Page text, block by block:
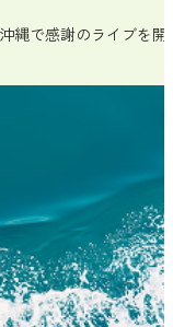
縄で感謝のライブを開